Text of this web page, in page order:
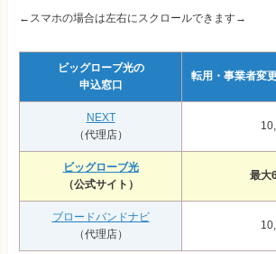
←スマホの場合は左右にスクロールできます→
ビッグローブ光の
申込窓口
転用・事業者変
NEXT
（代理店）
ビッグローブ光
（公式サイト）
最大
ブロードバンドナビ
（代理店）